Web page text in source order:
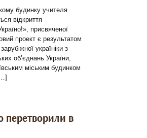
будинку учителя
відкриття
присвяченої
проект є результатом
україніки з
об’єднань України,
міським будинком
перетворили в